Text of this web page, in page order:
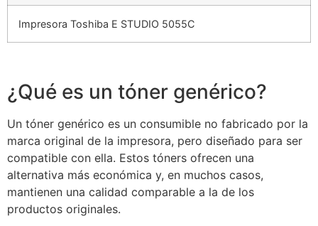
Impresora Toshiba E STUDIO 5055C
¿Qué es un tóner genérico?
Un tóner genérico es un consumible no fabricado por la
marca original de la impresora, pero diseñado para ser
compatible con ella. Estos tóners ofrecen una
alternativa más económica y, en muchos casos,
mantienen una calidad comparable a la de los
productos originales.